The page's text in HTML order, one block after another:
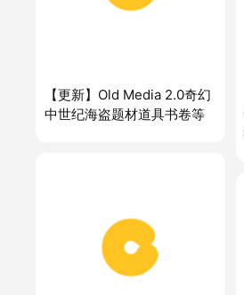
【更新】Old Media 2.0奇幻
中世纪海盗题材道具书卷等